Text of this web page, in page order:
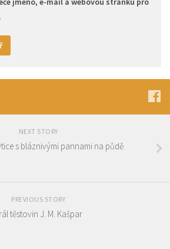
NEXT STORY
s bláznivými pannami na půdě
PREVIOUS STORY
těstovin J. M. Kašpar